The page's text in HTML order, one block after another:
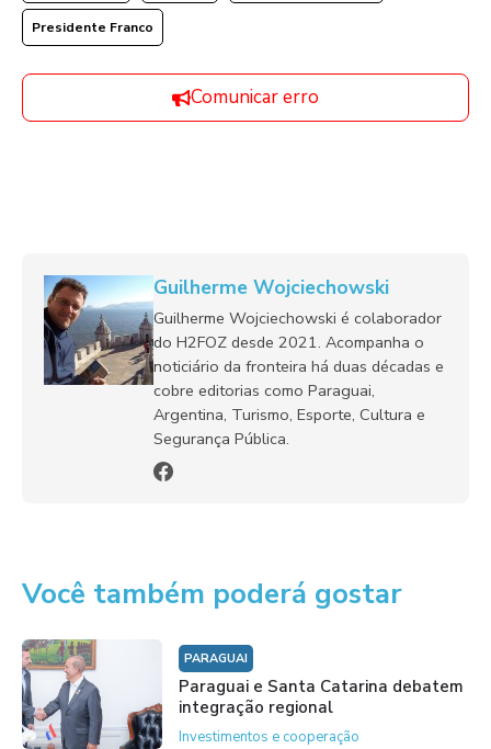
Presidente Franco
Comunicar erro
Guilherme Wojciechowski
Guilherme Wojciechowski é colaborador
do H2FOZ desde 2021. Acompanha o
noticiário da fronteira há duas décadas e
cobre editorias como Paraguai,
Argentina, Turismo, Esporte, Cultura e
Segurança Pública.
Você também poderá gostar
PARAGUAI
Paraguai e Santa Catarina debatem
integração regional
Investimentos e cooperação